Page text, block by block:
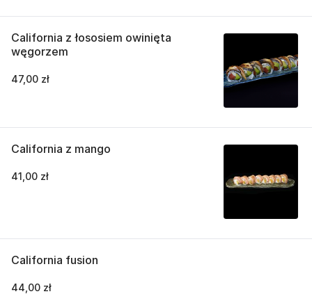
California z łososiem owinięta
węgorzem
47,00 zł
California z mango
41,00 zł
California fusion
44,00 zł